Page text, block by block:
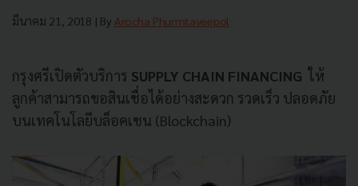
มีนาคม 21, 2018 | By Arocha Phurmtaveepol
กรุงศรีเปิดตัวบริการ SUPPLY CHAIN FINANCING ให้
ลูกค้าสามารถขอสินเชื่อได้อย่างสะดวก รวดเร็ว ปลอดภัย
บนเทคโนโลยีบล็อคเชน (Blockchain)